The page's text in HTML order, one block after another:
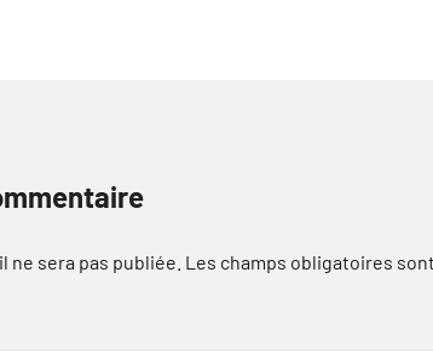
ne sera pas publiée. Les champs obligatoires